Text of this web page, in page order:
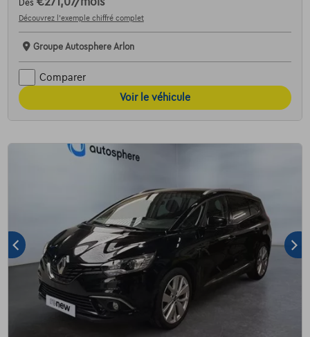
Dès
Découvrez l’exemple chiffré complet
Groupe Autosphere Arlon
Comparer
Voir le véhicule